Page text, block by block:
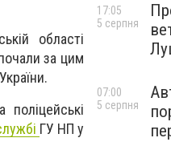
області
за цим
ГУ НП у
17:05
5 серпня
07:00
5 серпня